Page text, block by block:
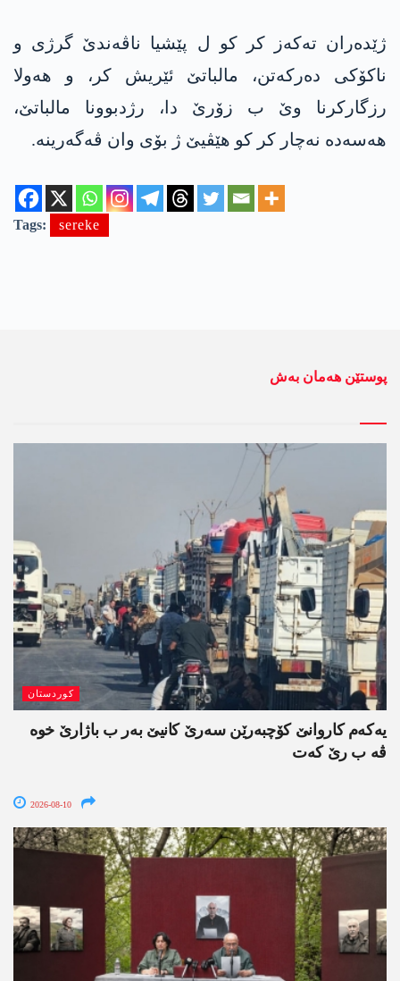
ژێدەران تەکەز کر کو ل پێشیا ناڤەندێ گرژی و
ناکۆکی دەرکەتن، مالباتێ ئێریش کر، و ھەولا
رزگارکرنا وێ ب زۆرێ دا، رژدبوونا مالباتێ،
هەسەدە نەچار کر کو ھێڤیێ ژ بۆی وان ڤەگەرینە.
Tags: sereke
پوستێن ھەمان بەش
کوردستان
یەکەم کاروانێ کۆچبەرێن سەرێ کانیێ بەر ب باژارێ خوە
ڤە ب رێ کەت
2026-08-10